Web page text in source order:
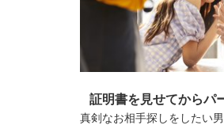
証明書を見せてからパ
真剣なお相手探しをしたい